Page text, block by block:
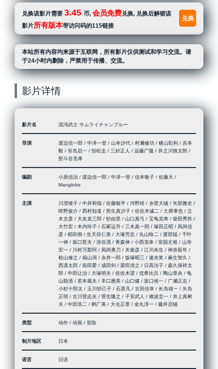
兑换该影片需要 3.45 币, 会员免费兑换, 兑换后解锁该
影片所有版本带访问码的115链接
兑换
本站所有内容均来源于互联网，所有影片仅供测试和学习交流。请
于24小时内删除，严禁用于传播、交流。
影片详情
影片名 混沌武士 サムライチャンプルー
导演
渡边信一郎 / 中泽一登 / 山本沙代 / 村濑修功 / 横山彰利 / 吉本
毅 / 笹岛启一 / 恒松圭 / 三好正人 / 远藤广隆 / 井之川慎太郎 /
熨斗谷充孝
编剧
小原信治 / 渡边信一郎 / 中泽一登 / 信本敬子 / 佐藤大 /
Manglobe
主演
川澄绫子 / 中井和哉 / 佐藤银平 / 河野靖 / 乡里大辅 / 矢部雅史 /
咲野俊介 / 西村知道 / 胜生真沙子 / 佐佐木诚二 / 土师孝也 / 立
木文彦 / 大友龙三郎 / 纱由里 / 山口真弓 / 宝龟克寿 / 柴田秀胜 /
大竹宏 / 木内玲子 / 石冢运升 / 三木真一郎 / 塚田正昭 / 风间信
彦 / 稻田彻 / 生天目仁美 / 大塚芳忠 / 丸山咏二 / 渡部猛 / 千叶
一伸 / 坂口哲夫 / 涉谷茂 / 青森伸 / 小西克幸 / 室园丈裕 / 山寺
宏一 / 川村万梨阿 / 风间勇刀 / 关俊彦 / 江川央生 / 神奈延年 /
桧山修之 / 福山润 / 永井一郎 / 饭塚昭三 / 速水奖 / 麻生智久 /
西凛太郎 / 前田爱 / 成田剑 / 梁田清之 / 日高法子 / 森久保祥太
郎 / 中田让治 / 大塚明夫 / 佐佐木望 / 优希比吕 / 陶山章央 / 龟
山助清 / 若本规夫 / 丰口惠美 / 山口健 / 坂口候一 / 广濑正志 /
小杉十郎太 / 玉川纱己子 / 石原凡 / 古田信幸 / 长岛雄一 / 矢岛
正明 / 古川登志夫 / 菅生隆之 / 子安武人 / 难波圭一 / 井上真树
夫 / 中田浩二 / 鹤广美 / 大仓正章 / 金丸淳一 / 藤井启辅
类型 动作 / 动画 / 冒险
制片地区 日本
语言 日语